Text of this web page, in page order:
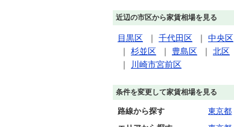
近辺の市区から家賃相場を見る
目黒区 ｜ 千代田区 ｜ 中央区
｜ 杉並区 ｜ 豊島区 ｜ 北区
｜
川崎市宮前区
条件を変更して家賃相場を見る
路線から探す 東京都